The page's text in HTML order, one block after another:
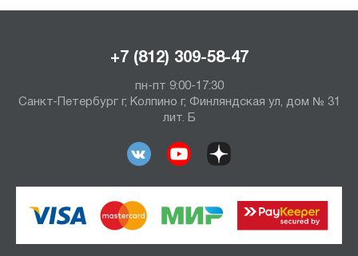
+7 (812) 309-58-47
пн-пт 9:00-17:30
Санкт-Петербург г, Колпино г, Финляндская ул, дом № 31
лит. Б